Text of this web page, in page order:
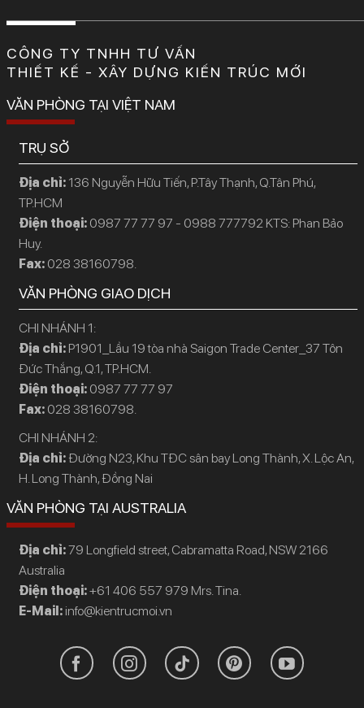
CÔNG TY TNHH TƯ VẤN
THIẾT KẾ - XÂY DỰNG KIẾN TRÚC MỚI
VĂN PHÒNG TẠI VIỆT NAM
TRỤ SỞ
Địa chỉ: 136 Nguyễn Hữu Tiến, P.Tây Thạnh, Q.Tân Phú,
TP.HCM
Điện thoại: 0987 77 77 97 - 0988 777792 KTS: Phan Bảo
Huy.
Fax: 028 38160798.
VĂN PHÒNG GIAO DỊCH
CHI NHÁNH 1:
Địa chỉ: P1901_Lầu 19 tòa nhà Saigon Trade Center_37 Tôn
Đức Thắng, Q.1, TP.HCM.
Điện thoại: 0987 77 77 97
Fax: 028 38160798.
CHI NHÁNH 2:
Địa chỉ:Đường N23, Khu TĐC sân bay Long Thành, X. Lộc An,
H. Long Thành, Đồng Nai
VĂN PHÒNG TẠI AUSTRALIA
Địa chỉ:79 Longfield street, Cabramatta Road, NSW 2166
Australia
Điện thoại:+61 406 557 979 Mrs. Tina.
E-Mail: info@kientrucmoi.vn